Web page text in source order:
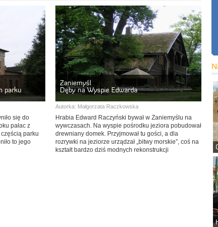
parku
się do
pałac z
parku
to jego
Zaniemyśl
Dęby na Wyspie Edwarda
Autorka: Małgorzata Raczkowska
Hrabia Edward Raczyński bywał w Zaniemyślu na
wywczasach. Na wyspie pośrodku jeziora pobudował
drewniany domek. Przyjmował tu gości, a dla
rozrywki na jeziorze urządzał „bitwy morskie”, coś na
kształt bardzo dziś modnych rekonstrukcji